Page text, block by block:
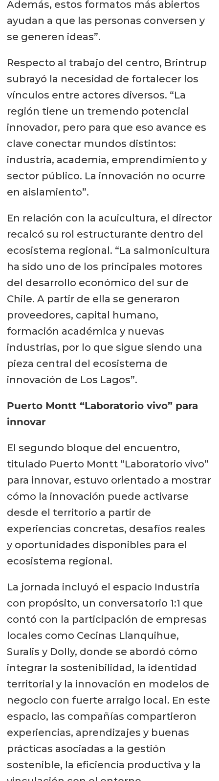
Además, estos formatos más abiertos
ayudan a que las personas conversen y
se generen ideas”.
Respecto al trabajo del centro, Brintrup
subrayó la necesidad de fortalecer los
vínculos entre actores diversos. “La
región tiene un tremendo potencial
innovador, pero para que eso avance es
clave conectar mundos distintos:
industria, academia, emprendimiento y
sector público. La innovación no ocurre
en aislamiento”.
En relación con la acuicultura, el director
recalcó su rol estructurante dentro del
ecosistema regional. “La salmonicultura
ha sido uno de los principales motores
del desarrollo económico del sur de
Chile. A partir de ella se generaron
proveedores, capital humano,
formación académica y nuevas
industrias, por lo que sigue siendo una
pieza central del ecosistema de
innovación de Los Lagos”.
Puerto Montt “Laboratorio vivo” para
innovar
El segundo bloque del encuentro,
titulado Puerto Montt “Laboratorio vivo”
para innovar, estuvo orientado a mostrar
cómo la innovación puede activarse
desde el territorio a partir de
experiencias concretas, desafíos reales
y oportunidades disponibles para el
ecosistema regional.
La jornada incluyó el espacio Industria
con propósito, un conversatorio 1:1 que
contó con la participación de empresas
locales como Cecinas Llanquihue,
Suralis y Dolly, donde se abordó cómo
integrar la sostenibilidad, la identidad
territorial y la innovación en modelos de
negocio con fuerte arraigo local. En este
espacio, las compañías compartieron
experiencias, aprendizajes y buenas
prácticas asociadas a la gestión
sostenible, la eficiencia productiva y la